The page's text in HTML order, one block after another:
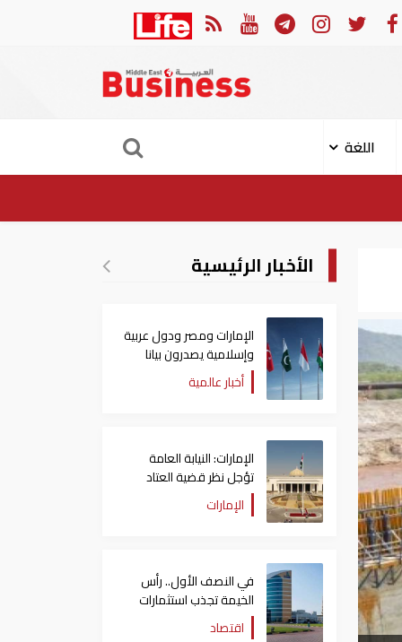
في النصف الأول.. رأس الخيمة تجذب استثمارات تتجاوز 771 مليون درهم
اللغة
الأخبار الرئيسية
الإمارات ومصر ودول عربية
وإسلامية يصدرون بيانا
مشتركا بشأن الانتهاكات
الإسرائيلية في غزة
أخبار عالمية
الإمارات: النيابة العامة
تؤجل نظر قضية العتاد
العسكري للسودان
الإمارات
في النصف الأول.. رأس
الخيمة تجذب استثمارات
تتجاوز 771 مليون درهماقتصاد